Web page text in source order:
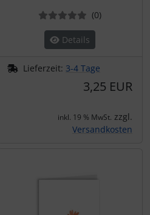
(0)
Details
Lieferzeit: 3-4 Tage
3,25 EUR
inkl. 19 % MwSt. zzgl.
Versandkosten